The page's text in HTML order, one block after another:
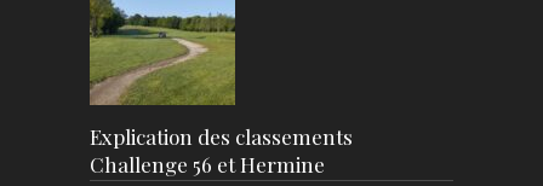
Explication des classements
Challenge 56 et Hermine